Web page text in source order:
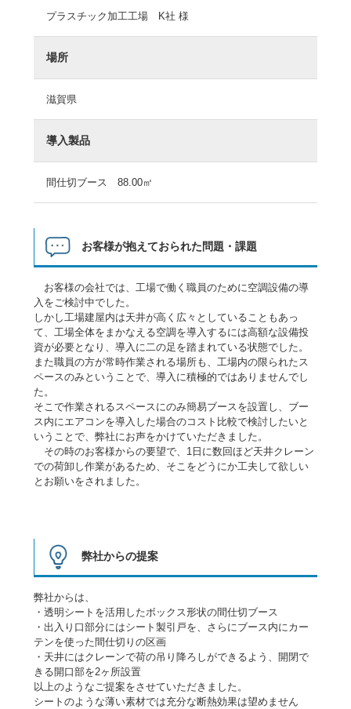
プラスチック加工工場 K社 様
場所
滋賀県
導入製品
間仕切ブース 88.00㎡
お客様が抱えておられた問題・課題
お客様の会社では、工場で働く職員のために空調設備の導
入をご検討中でした。
しかし工場建屋内は天井が高く広々としていることもあっ
て、工場全体をまかなえる空調を導入するには高額な設備投
資が必要となり、導入に二の足を踏まれている状態でした。
また職員の方が常時作業される場所も、工場内の限られたス
ペースのみということで、導入に積極的ではありませんでし
た。
そこで作業されるスペースにのみ簡易ブースを設置し、ブー
ス内にエアコンを導入した場合のコスト比較で検討したいと
いうことで、弊社にお声をかけていただきました。
その時のお客様からの要望で、1日に数回ほど天井クレーン
での荷卸し作業があるため、そこをどうにか工夫して欲しい
とお願いをされました。
弊社からの提案
弊社からは、
・透明シートを活用したボックス形状の間仕切ブース
・出入り口部分にはシート製引戸を、さらにブース内にカー
テンを使った間仕切りの区画
・天井にはクレーンで荷の吊り降ろしができるよう、開閉で
きる開口部を2ヶ所設置
以上のようなご提案をさせていただきました。
シートのような薄い素材では充分な断熱効果は望めません